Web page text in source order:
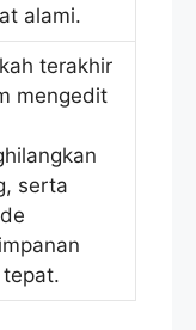
alami.
terakhir
mengedit
serta